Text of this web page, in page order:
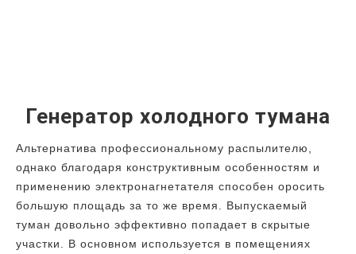
Генератор холодного тумана
Альтернатива профессиональному распылителю,
однако благодаря конструктивным особенностям и
применению электронагнетателя способен оросить
большую площадь за то же время. Выпускаемый
туман довольно эффективно попадает в скрытые
участки. В основном используется в помещениях